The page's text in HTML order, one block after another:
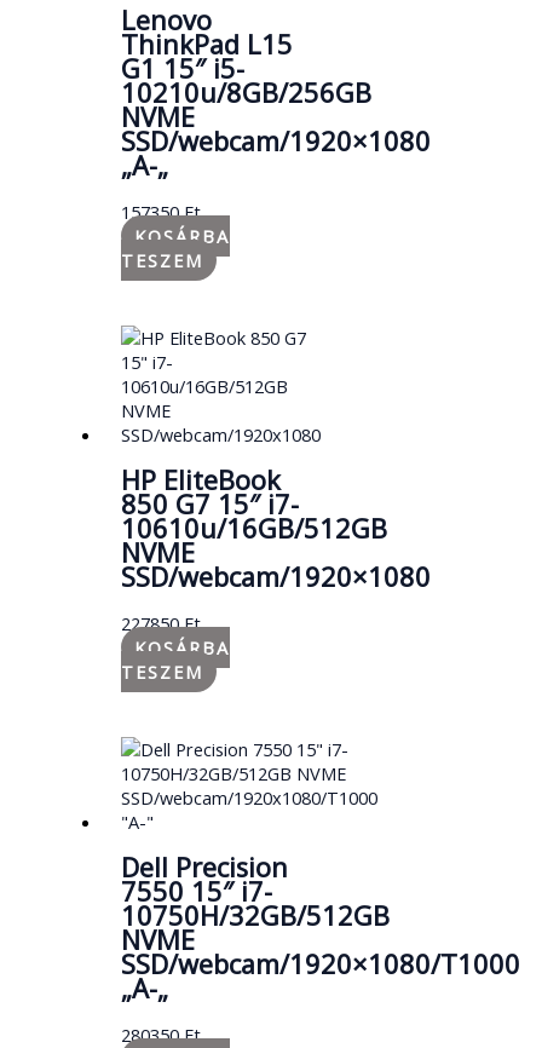
Lenovo
ThinkPad L15
G1 15″ i5-
10210u/8GB/256GB
NVME
SSD/webcam/1920×1080
„A-„
157350Ft
KOSÁRBA
TESZEM
HP EliteBook
850 G7 15″ i7-
10610u/16GB/512GB
NVME
SSD/webcam/1920×1080
227850Ft
KOSÁRBA
TESZEM
Dell Precision
7550 15″ i7-
10750H/32GB/512GB
NVME
SSD/webcam/1920×1080/T1000
„A-„
280350Ft